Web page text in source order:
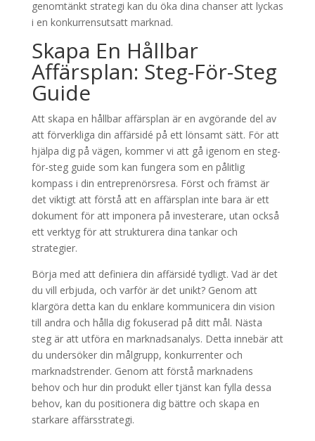
genomtänkt strategi kan du öka dina chanser att lyckas
i en konkurrensutsatt marknad.
Skapa En Hållbar
Affärsplan: Steg-För-Steg
Guide
Att skapa en hållbar affärsplan är en avgörande del av
att förverkliga din affärsidé på ett lönsamt sätt. För att
hjälpa dig på vägen, kommer vi att gå igenom en steg-
för-steg guide som kan fungera som en pålitlig
kompass i din entreprenörsresa. Först och främst är
det viktigt att förstå att en affärsplan inte bara är ett
dokument för att imponera på investerare, utan också
ett verktyg för att strukturera dina tankar och
strategier.
Börja med att definiera din affärsidé tydligt. Vad är det
du vill erbjuda, och varför är det unikt? Genom att
klargöra detta kan du enklare kommunicera din vision
till andra och hålla dig fokuserad på ditt mål. Nästa
steg är att utföra en marknadsanalys. Detta innebär att
du undersöker din målgrupp, konkurrenter och
marknadstrender. Genom att förstå marknadens
behov och hur din produkt eller tjänst kan fylla dessa
behov, kan du positionera dig bättre och skapa en
starkare affärsstrategi.